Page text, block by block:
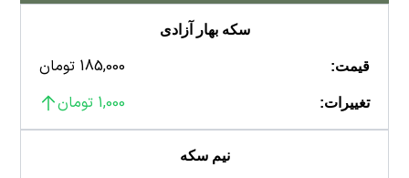
سکه بهار آزادی
قیمت: 185,000 تومان
تغییرات: 1,000 تومان
نیم سکه